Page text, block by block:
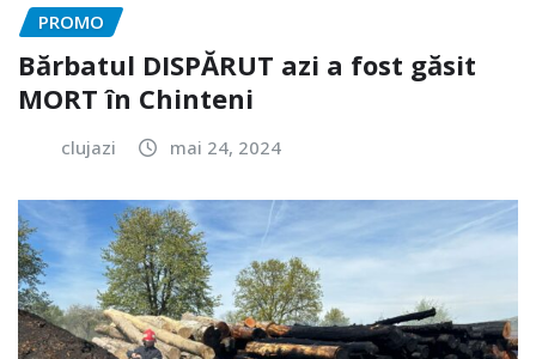
PROMO
Bărbatul DISPĂRUT azi a fost găsit
MORT în Chinteni
clujazi mai 24, 2024